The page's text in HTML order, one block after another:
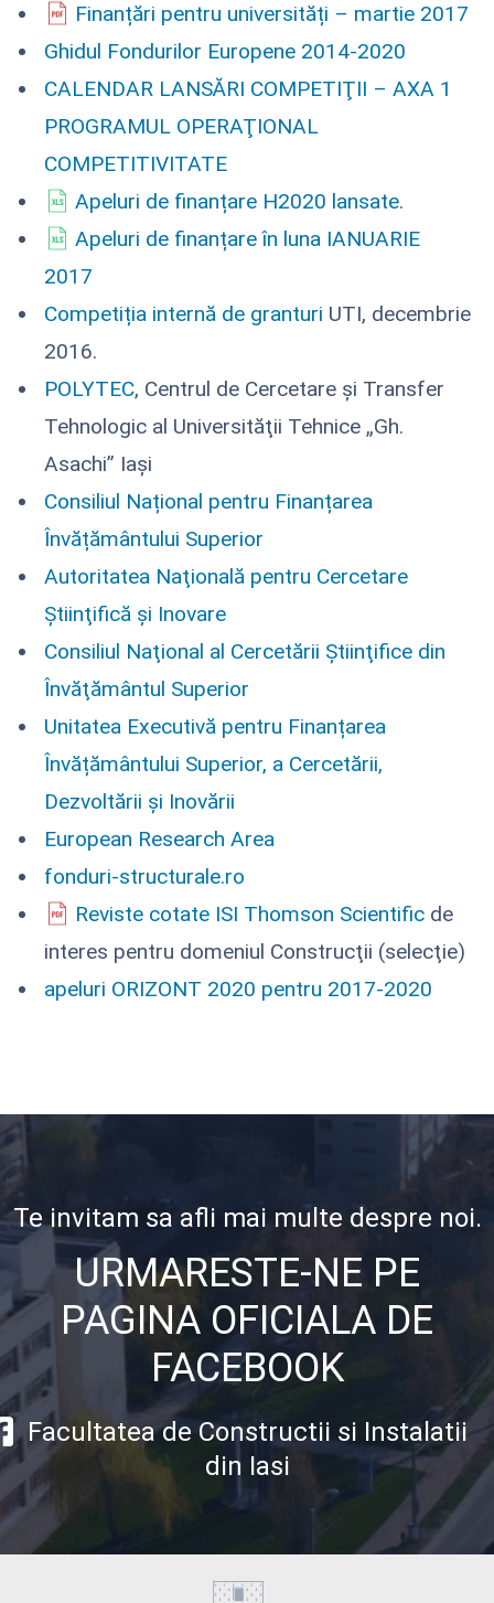
Finanțări pentru universități – martie 2017
Ghidul Fondurilor Europene 2014-2020
CALENDAR LANSĂRI COMPETIŢII – AXA 1
PROGRAMUL OPERAŢIONAL
COMPETITIVITATE
Apeluri de finanțare H2020 lansate.
Apeluri de finanțare în luna IANUARIE
2017
Competiția internă de granturi UTI, decembrie
2016.
POLYTEC, Centrul de Cercetare şi Transfer
Tehnologic al Universităţii Tehnice „Gh.
Asachi” Iaşi
Consiliul Național pentru Finanțarea
Învățământului Superior
Autoritatea Naţională pentru Cercetare
Ştiinţifică și Inovare
Consiliul Naţional al Cercetării Ştiinţifice din
Învăţământul Superior
Unitatea Executivă pentru Finanțarea
Învățământului Superior, a Cercetării,
Dezvoltării și Inovării
European Research Area
fonduri-structurale.ro
Reviste cotate ISI Thomson Scientific de
interes pentru domeniul Construcţii (selecţie)
apeluri ORIZONT 2020 pentru 2017-2020
Te invitam sa afli mai multe despre noi.
URMARESTE-NE PE
PAGINA OFICIALA DE
FACEBOOK
Facultatea de Constructii si Instalatii
din Iasi